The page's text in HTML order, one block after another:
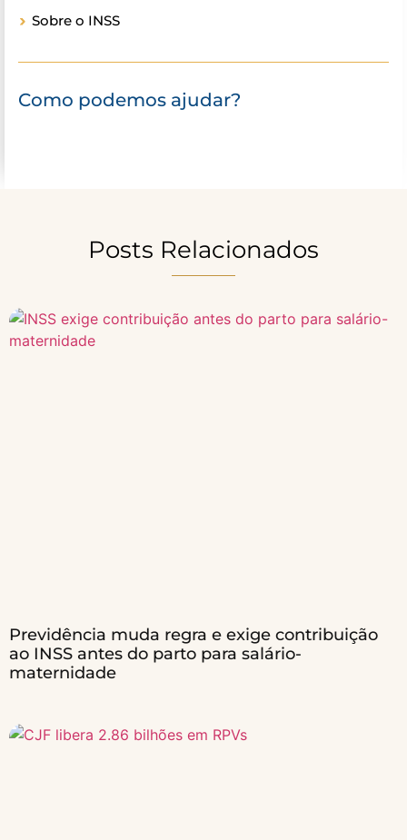
Sobre o INSS
Como podemos ajudar?
Posts Relacionados
Previdência muda regra e exige contribuição
ao INSS antes do parto para salário-
maternidade